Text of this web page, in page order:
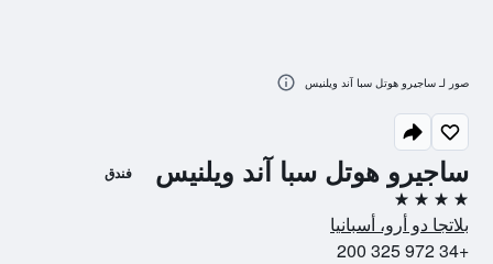
ساجيرو هوتل سبا آند ويلنيس فندق
4 نجوم
بلاتجا دو أرو، أسبانيا
+34 972 325 200
صور لـ ساجيرو هوتل سبا آند ويلنيس